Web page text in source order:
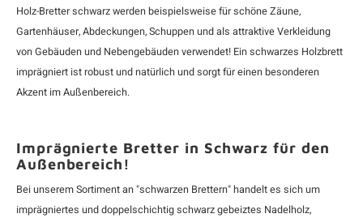
Holz-Bretter schwarz werden beispielsweise für schöne Zäune,
Gartenhäuser, Abdeckungen, Schuppen und als attraktive Verkleidung
von Gebäuden und Nebengebäuden verwendet! Ein schwarzes Holzbrett
imprägniert ist robust und natürlich und sorgt für einen besonderen
Akzent im Außenbereich.
Imprägnierte Bretter in Schwarz für den
Außenbereich!
Bei unserem Sortiment an "schwarzen Brettern" handelt es sich um
imprägniertes und doppelschichtig schwarz gebeiztes Nadelholz,